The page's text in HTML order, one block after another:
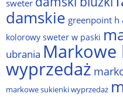
sweter
damskie greenpoint h
kolorowy sweter w paski
ubrania Markowe
wyprzedaż
markowe sukienki wyprzedaż